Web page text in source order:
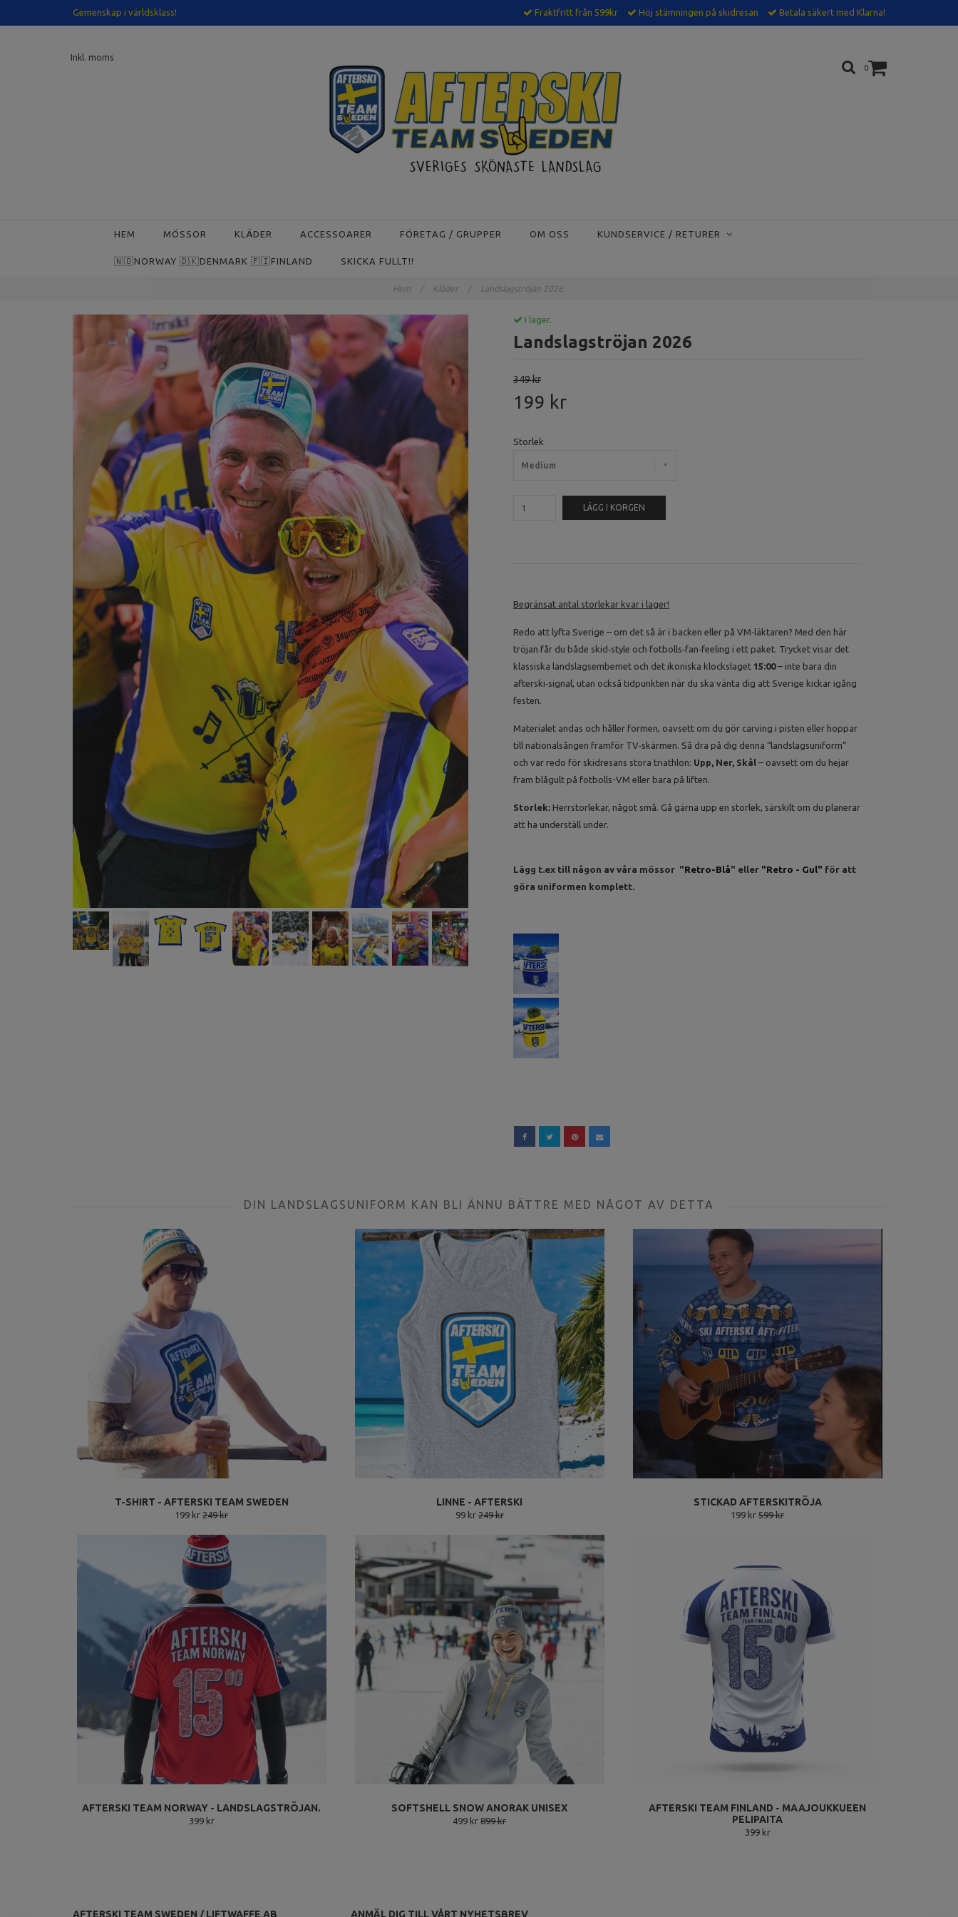
Gemenskap i världsklass! Fraktfritt från 599kr Höj stämningen på skidresan Betala säkert med Klarna!
0
Inkl. moms
HEM MÖSSOR KLÄDER ACCESSOARER FÖRETAG / GRUPPER OM OSS KUNDSERVICE / RETURER
🇳🇴NORWAY 🇩🇰DENMARK 🇫🇮FINLAND SKICKA FULLT!!
Hem / Kläder / Landslagströjan 2026
I lager.
Landslagströjan 2026
349 kr
199 kr
Storlek
Medium
LÄGG I KORGEN
Begränsat antal storlekar kvar i lager!
Redo att lyfta Sverige – om det så är i backen eller på VM‑läktaren? Med den här
tröjan får du både skid‑style och fotbolls‑fan‑feeling i ett paket. Trycket visar det
klassiska landslagsembemet och det ikoniska klockslaget 15:00– inte bara din
afterski‑signal, utan också tidpunkten när du ska vänta dig att Sverige kickar igång
festen.
Materialet andas och håller formen, oavsett om du gör carving i pisten eller hoppar
till nationalsången framför TV‑skärmen. Så dra på dig denna “landslagsuniform”
och var redo för skidresans stora triathlon: Upp, Ner, Skål – oavsett om du hejar
fram blågult på fotbolls-VM eller bara på liften.
Storlek: Herrstorlekar, något små. Gå gärna upp en storlek, särskilt om du planerar
att ha underställ under.
Lägg t.ex till någon av våra mössor "Retro-Blå" eller "Retro - Gul" för att
göra uniformen komplett.
DIN LANDSLAGSUNIFORM KAN BLI ÄNNU BÄTTRE MED NÅGOT AV DETTA
T-SHIRT - AFTERSKI TEAM SWEDEN
199 kr 249 kr
LINNE - AFTERSKI
99 kr249 kr
STICKAD AFTERSKITRÖJA
199 kr 599 kr
AFTERSKI TEAM NORWAY - LANDSLAGSTRÖJAN.
399 kr
SOFTSHELL SNOW ANORAK UNISEX
499 kr 899 kr
AFTERSKI TEAM FINLAND - MAAJOUKKUEEN
PELIPAITA
399 kr
AFTERSKI TEAM SWEDEN / LIFTWAFFE AB ANMÄL DIG TILL VÅRT NYHETSBREV